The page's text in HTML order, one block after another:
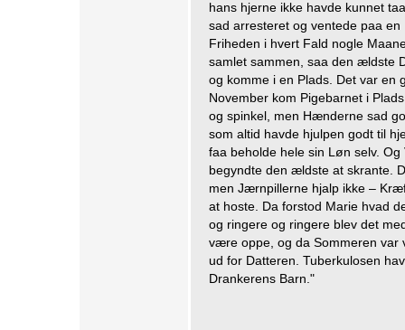
hans hjerne ikke havde kunnet
sad arresteret og ventede paa
Friheden i hvert Fald nogle
samlet sammen, saa den ældste
og komme i en Plads. Det var en
November kom Pigebarnet i
og spinkel, men Hænderne sad
som altid havde hjulpen godt til
faa beholde hele sin Løn selv.
begyndte den ældste at skrante.
men Jærnpillerne hjalp ikke –
at hoste. Da forstod Marie hvad
og ringere og ringere blev det
være oppe, og da Sommeren var
ud for Datteren. Tuberkulosen
Drankerens Barn."